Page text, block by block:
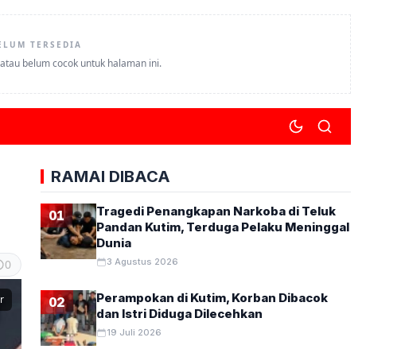
TERSEDIA
belum cocok untuk halaman ini.
0
RAMAI DIBACA
01
Tragedi Penangkapan Narkoba di Teluk
Pandan Kutim, Terduga Pelaku Meninggal
Dunia
3 Agustus 2026
02
Perampokan di Kutim, Korban Dibacok
dan Istri Diduga Dilecehkan
19 Juli 2026